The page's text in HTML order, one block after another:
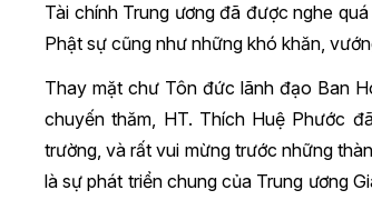
Tài chính Trung ương đã được nghe
Phật sự cũng như những khó khăn,
Thay mặt chư Tôn đức lãnh đạo Ban
chuyến thăm, HT. Thích Huệ Phước
trường, và rất vui mừng trước những
là sự phát triển chung của Trung ương